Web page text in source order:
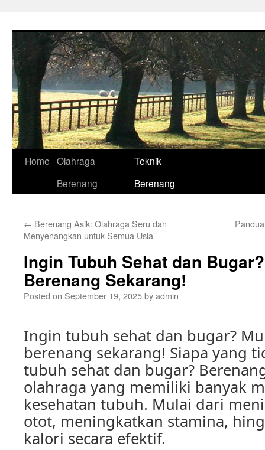
Home Olahraga
Berenang
Teknik
Berenang
← Berenang Asik: Olahraga Seru dan
Menyenangkan untuk Semua Usia
Ingin Tubuh Sehat dan
Berenang Sekarang!
Posted on September 19, 2025byadmin
Ingin tubuh sehat dan bugar?
berenang sekarang! Siapa yang
tubuh sehat dan bugar?
olahraga yang memiliki banyak
kesehatan tubuh. Mulai dari
otot, meningkatkan stamina,
kalori secara efektif.